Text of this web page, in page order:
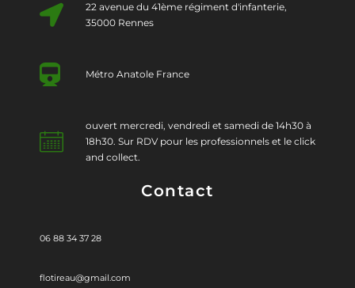
22 avenue du 41ème régiment d'infanterie,
35000 Rennes
Métro Anatole France
ouvert mercredi, vendredi et samedi de 14h30 à
18h30. Sur RDV pour les professionnels et le click
and collect.
Contact
06 88 34 37 28
flotireau@gmail.com